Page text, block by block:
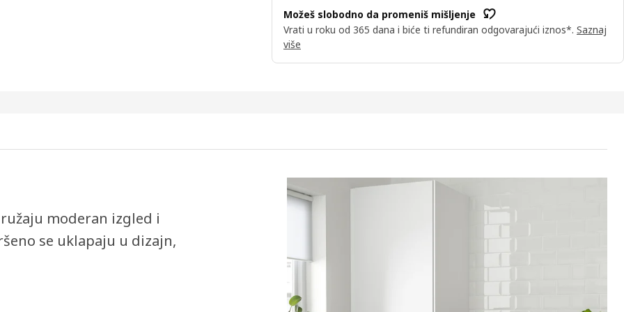
Možeš slobodno da promeniš mišljenje
Vrati u roku od 365 dana i biće ti refundiran odgovarajući iznos*. Saznaj
više
moderan izgled i
se uklapaju u dizajn,